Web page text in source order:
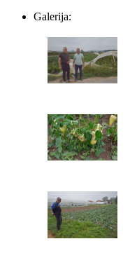
Galerija: